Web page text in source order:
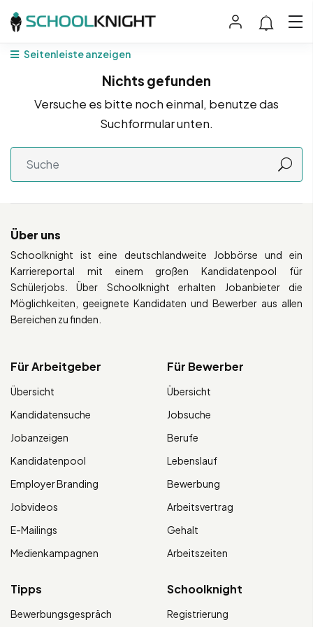
Seitenleiste anzeigen
Nichts gefunden
Versuche es bitte noch einmal, benutze das
Suchformular unten.
Über uns
Schoolknight ist eine deutschlandweite Jobbörse und ein
Karriereportal mit einem großen Kandidatenpool für
Schülerjobs. Über Schoolknight erhalten Jobanbieter die
Möglichkeiten, geeignete Kandidaten und Bewerber aus allen
Bereichen zu finden.
Für Arbeitgeber
Übersicht
Kandidatensuche
Jobanzeigen
Kandidatenpool
Employer Branding
Jobvideos
E-Mailings
Medienkampagnen
Für Bewerber
Übersicht
Jobsuche
Berufe
Lebenslauf
Bewerbung
Arbeitsvertrag
Gehalt
Arbeitszeiten
Tipps
Bewerbungsgespräch
Schoolknight
Registrierung